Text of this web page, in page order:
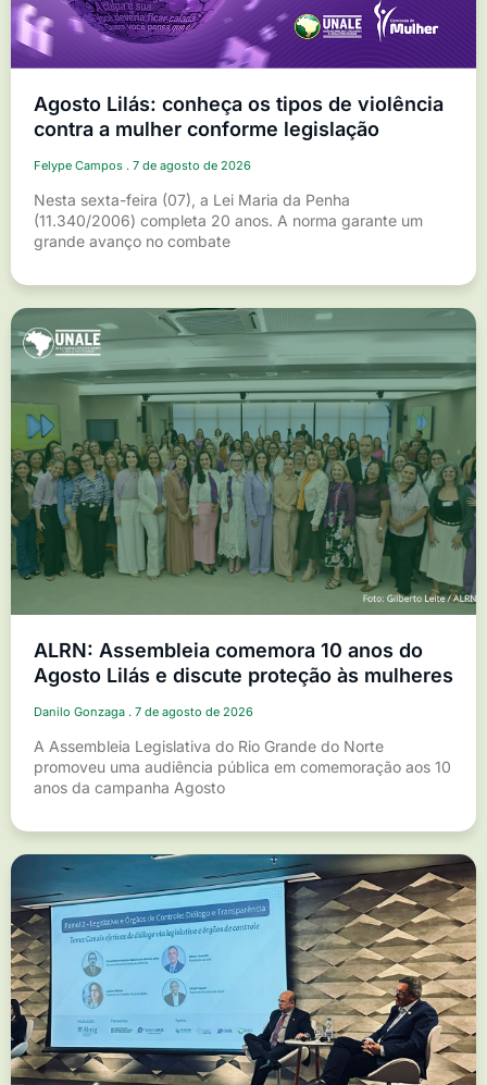
Agosto Lilás: conheça os tipos de violência
contra a mulher conforme legislação
Felype Campos 7 de agosto de 2026
Nesta sexta-feira (07), a Lei Maria da Penha
(11.340/2006) completa 20 anos. A norma garante um
grande avanço no combate
ALRN: Assembleia comemora 10 anos do
Agosto Lilás e discute proteção às mulheres
Danilo Gonzaga 7 de agosto de 2026
A Assembleia Legislativa do Rio Grande do Norte
promoveu uma audiência pública em comemoração aos 10
anos da campanha Agosto